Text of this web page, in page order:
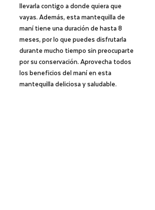
llevarla contigo a donde quiera que
vayas. Además, esta mantequilla de
maní tiene una duración de hasta 8
meses, por lo que puedes disfrutarla
durante mucho tiempo sin preocuparte
por su conservación. Aprovecha todos
los beneficios del maní en esta
mantequilla deliciosa y saludable.